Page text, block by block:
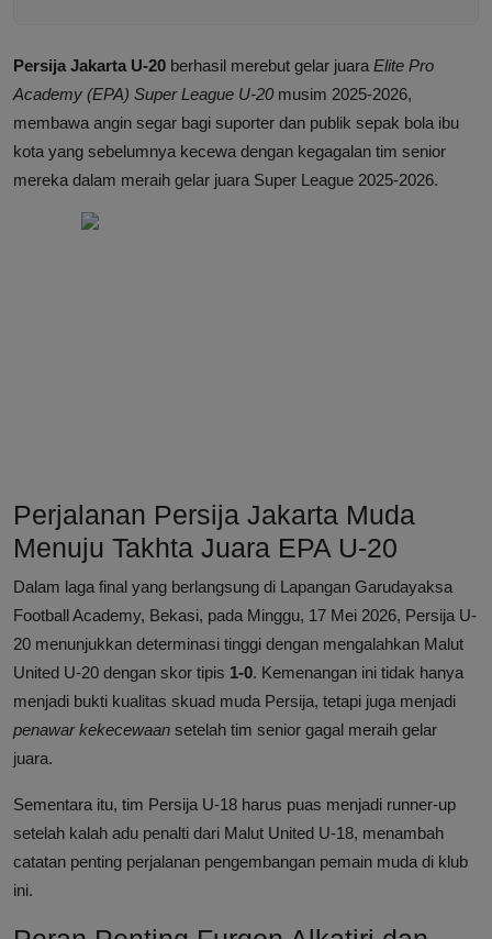
Persija Jakarta U-20 berhasil merebut gelar juara Elite Pro
Academy (EPA) Super League U-20 musim 2025-2026,
membawa angin segar bagi suporter dan publik sepak bola ibu
kota yang sebelumnya kecewa dengan kegagalan tim senior
mereka dalam meraih gelar juara Super League 2025-2026.
Perjalanan Persija Jakarta Muda
Menuju Takhta Juara EPA U-20
Dalam laga final yang berlangsung di Lapangan Garudayaksa
Football Academy, Bekasi, pada Minggu, 17 Mei 2026, Persija U-
20 menunjukkan determinasi tinggi dengan mengalahkan Malut
United U-20 dengan skor tipis 1-0. Kemenangan ini tidak hanya
menjadi bukti kualitas skuad muda Persija, tetapi juga menjadi
penawar kekecewaan setelah tim senior gagal meraih gelar
juara.
Sementara itu, tim Persija U-18 harus puas menjadi runner-up
setelah kalah adu penalti dari Malut United U-18, menambah
catatan penting perjalanan pengembangan pemain muda di klub
ini.